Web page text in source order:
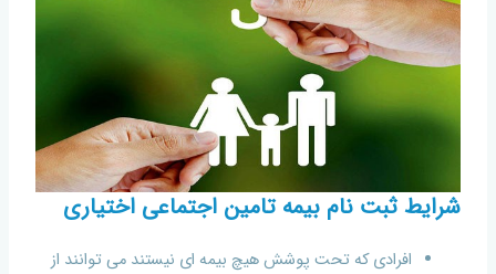
شرایط ثبت نام بیمه تامین اجتماعی اختیاری
افرادی که تحت پوشش هیچ بیمه ای نیستند می توانند از